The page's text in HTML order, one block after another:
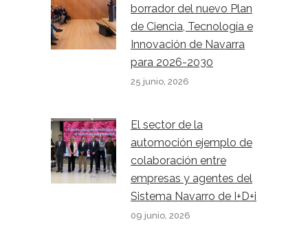
borrador del nuevo Plan
de Ciencia, Tecnología e
Innovación de Navarra
para 2026-2030
25 junio, 2026
El sector de la
automoción ejemplo de
colaboración entre
empresas y agentes del
Sistema Navarro de I+D+i
09 junio, 2026